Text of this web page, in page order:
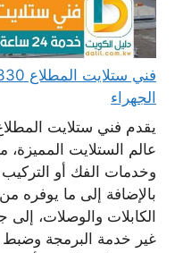
الجهراء
يقدم فني ستلايت
عالم الستلايت
وخدمات الفك أو
بالإضافة إلى ما يوفره
الكابلات والوصلات،
غير خدمة البرمجة وضبط